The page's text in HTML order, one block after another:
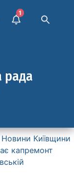
1
рада
Новини Київщини
капремонт